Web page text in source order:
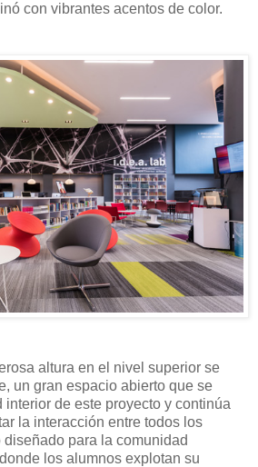
con vibrantes acentos de color.
altura en el nivel superior se
un gran espacio abierto que se
interior de este proyecto y continúa
la interacción entre todos los
para la comunidad
los alumnos explotan su